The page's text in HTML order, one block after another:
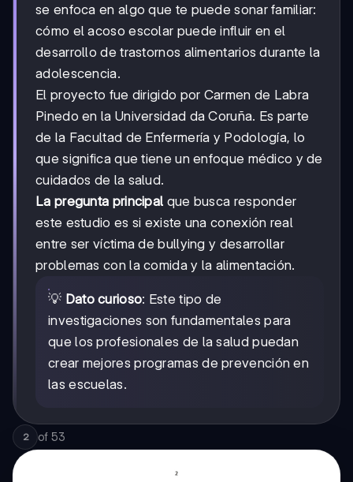
se enfoca en algo que te puede sonar familiar:
cómo el acoso escolar puede influir en el
desarrollo de trastornos alimentarios durante la
adolescencia.
El proyecto fue dirigido por Carmen de Labra
Pinedo en la Universidad da Coruña. Es parte
de la Facultad de Enfermería y Podología, lo
que significa que tiene un enfoque médico y de
cuidados de la salud.
La pregunta principal que busca responder
este estudio es si existe una conexión real
entre ser víctima de bullying y desarrollar
problemas con la comida y la alimentación.
💡 Dato curioso: Este tipo de
investigaciones son fundamentales para
que los profesionales de la salud puedan
crear mejores programas de prevención en
las escuelas.
2 of 53